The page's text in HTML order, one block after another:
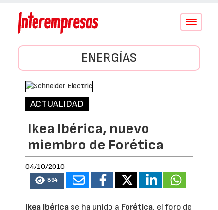
Conmutar
ENERGÍAS
ACTUALIDAD
Ikea Ibérica, nuevo
miembro de Forética
04/10/2010
894
Ikea Ibérica se ha unido a Forética, el foro de